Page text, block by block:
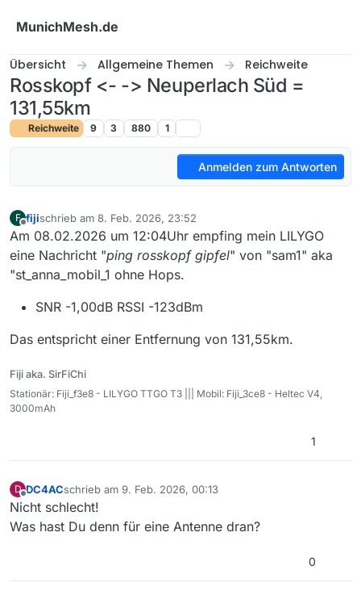
MunichMesh.de
Übersicht Allgemeine Themen Reichweite
Rosskopf <- -> Neuperlach Süd =
131,55km
Reichweite 9 3 880 1
Anmelden zum Antworten
F
Offline
fijischrieb am 8. Feb. 2026, 23:52
zuletzt editiert von
Am 08.02.2026 um 12:04Uhr empfing mein LILYGO
eine Nachricht "ping rosskopf gipfel" von "sam1" aka
"st_anna_mobil_1 ohne Hops.
SNR -1,00dB RSSI -123dBm
Das entspricht einer Entfernung von 131,55km.
Fiji aka. SirFiChi
Stationär: Fiji_f3e8 - LILYGO TTGO T3 ||| Mobil: Fiji_3ce8 - Heltec V4,
3000mAh
1
D
Offline
DC4ACschrieb am 9. Feb. 2026, 00:13
zuletzt editiert von
Nicht schlecht!
Was hast Du denn für eine Antenne dran?
0